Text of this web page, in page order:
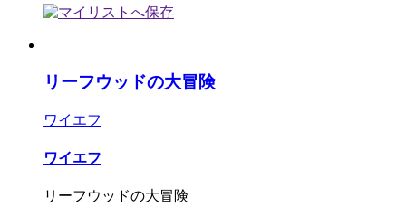
リーフウッドの大冒険
ワイエフ
ワイエフ
リーフウッドの大冒険